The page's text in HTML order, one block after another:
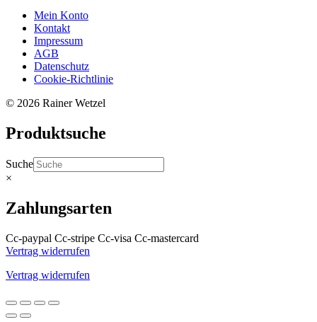
Mein Konto
Kontakt
Impressum
AGB
Datenschutz
Cookie-Richtlinie
© 2026 Rainer Wetzel
Produktsuche
Suche
×
Zahlungsarten
Cc-paypal Cc-stripe Cc-visa Cc-mastercard
Vertrag widerrufen
Vertrag widerrufen